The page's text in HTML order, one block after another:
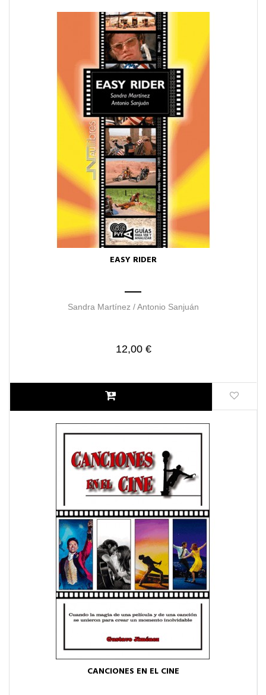
EASY RIDER
Sandra Martínez / Antonio Sanjuán
12,00 €
CANCIONES EN EL CINE